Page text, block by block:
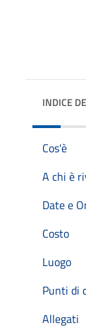
INDICE
Cos'è
A chi è
Date e
Costo
Luogo
Punti di
Allegati